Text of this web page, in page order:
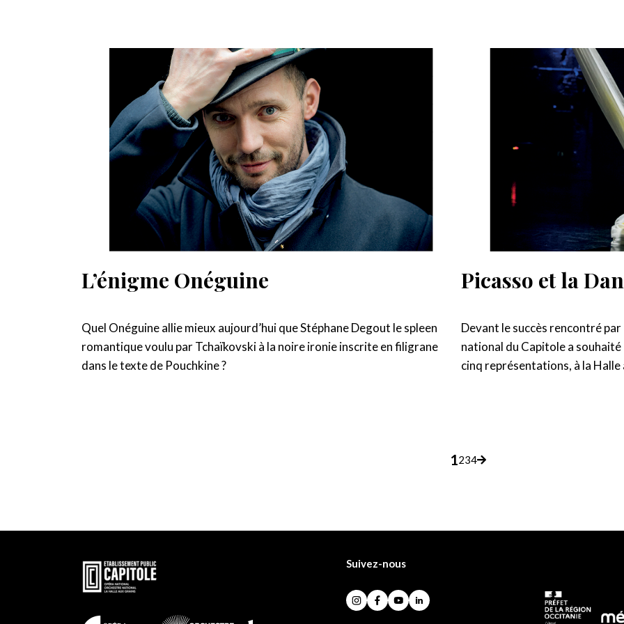
L’énigme Onéguine
Quel Onéguine allie mieux aujourd’hui que Stéphane Degout le spleen
romantique voulu par Tchaïkovski à la noire ironie inscrite en filigrane
dans le texte de Pouchkine ?
Picasso et la
Devant le succès rencontré
national du Capitole a
cinq représentations, à la
pagination
Page
1Page
2
Page
3
Page
4
Page
En
savoir
Suivez-nous
Instagram
Facebook
YouTubeLinkedIn